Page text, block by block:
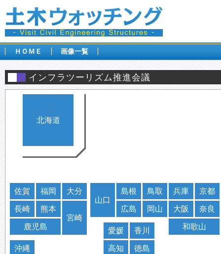
ＨＯＭＥ 画像一覧
インフラツーリズム推進会議
北海道
京都
奈良
兵庫
大阪
和歌山
鳥取
岡山
島根
広島
山口
香川
愛媛
徳島
高知
大分
宮崎
福岡
熊本
佐賀
長崎
鹿児島
沖縄